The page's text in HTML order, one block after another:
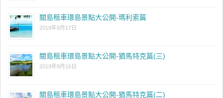
關島租車環島景點大公開-瑪利索篇
2019年9月17日
關島租車環島景點大公開-猶馬特克篇(三)
2019年9月16日
關島租車環島景點大公開-猶馬特克篇(二)